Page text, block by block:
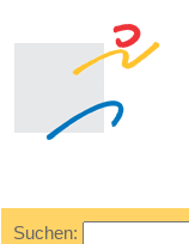
Suchen: